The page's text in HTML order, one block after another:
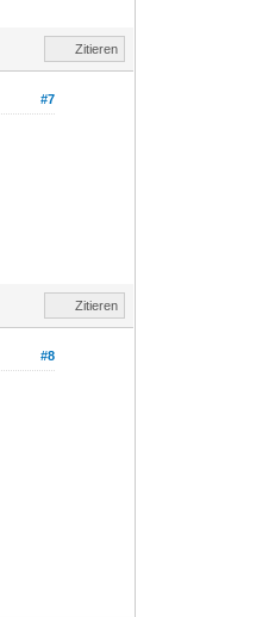
Zitieren
#7
Zitieren
#8